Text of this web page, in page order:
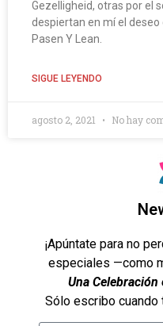
Gezelligheid, otras por el
despiertan en mí el
Pasen Y Lean.
SIGUE LEYENDO
agosto 2, 2021 No hay
¡Apúntate para no
especiales —como
Una
Sólo escribo cuando